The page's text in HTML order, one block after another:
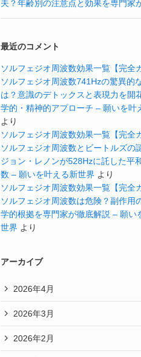
夫？年齢別の注意点と効果を専門家
最近のコメント
ソルフェジオ周波数効果一覧【完全
ソルフェジオ周波数741Hzの驚異的
は？意識のデトックスと表現力を開
学的・精神的アプローチ – 願いを叶
より
ソルフェジオ周波数効果一覧【完全
ソルフェジオ周波数とビートルズの
ジョン・レノンが528Hzに託した平
数 – 願いを叶える新世界 より
ソルフェジオ周波数効果一覧【完全
ソルフェジオ周波数は危険？副作用
学的根拠を専門家が徹底解説 – 願い
世界 より
アーカイブ
2026年4月
2026年3月
2026年2月